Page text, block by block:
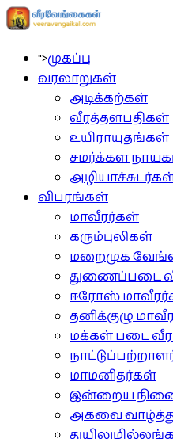
">முகப்பு
வரலாறுகள்
அடிக்கற்கள்
வீரத்தளபதிகள்
உயிராயுதங்கள்
சமர்க்கள
விபரங்கள்
மாவீரர்கள்
கரும்புலிகள்
மறைமுக
துணைப்படை
ஈரோஸ்
தனிக்குழு
மக்கள் படை
மாமனிதர்கள்
இன்றைய
அகவை